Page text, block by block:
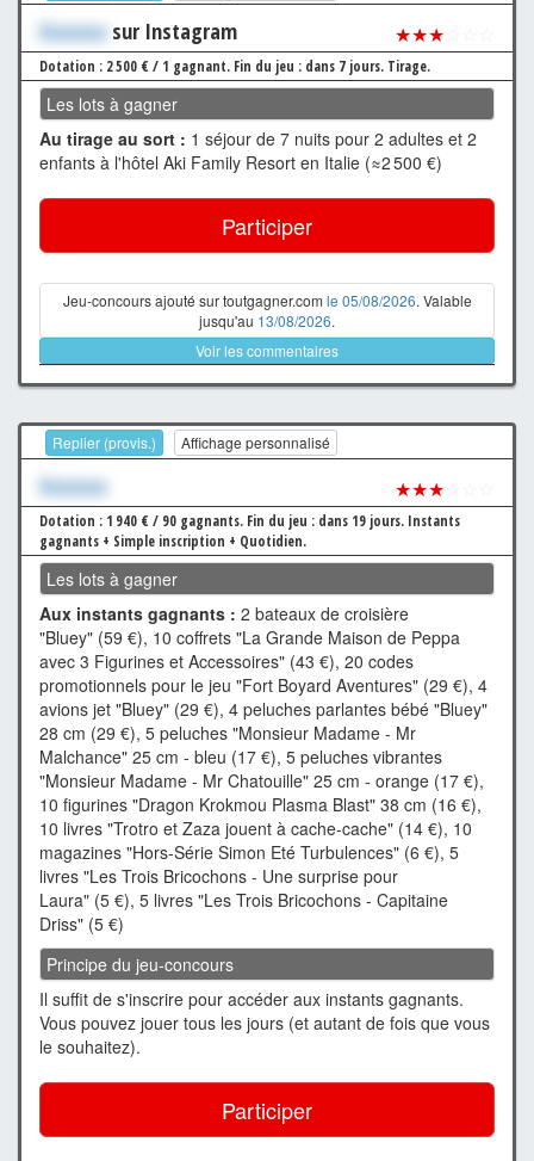
Xxxxxxx sur Instagram ★★★
Dotation : 2 500 € / 1 gagnant. Fin du jeu : dans 7 jours. Tirage.
Les lots à gagner
Au tirage au sort : 1 séjour de 7 nuits pour 2 adultes et 2
enfants à l'hôtel Aki Family Resort en Italie (≈2 500 €)
Participer
Jeu-concours ajouté sur toutgagner.com le 05/08/2026. Valable
jusqu'au 13/08/2026.
Voir les commentaires
Replier (provis.) Affichage personnalisé
Xxxxxxx ★★★
Dotation : 1 940 € / 90 gagnants. Fin du jeu : dans 19 jours. Instants
gagnants + Simple inscription + Quotidien.
Les lots à gagner
Aux instants gagnants : 2 bateaux de croisière
"Bluey" (59 €), 10 coffrets "La Grande Maison de Peppa
avec 3 Figurines et Accessoires" (43 €), 20 codes
promotionnels pour le jeu "Fort Boyard Aventures" (29 €), 4
avions jet "Bluey" (29 €), 4 peluches parlantes bébé "Bluey"
28 cm (29 €), 5 peluches "Monsieur Madame - Mr
Malchance" 25 cm - bleu (17 €), 5 peluches vibrantes
"Monsieur Madame - Mr Chatouille" 25 cm - orange (17 €),
10 figurines "Dragon Krokmou Plasma Blast" 38 cm (16 €),
10 livres "Trotro et Zaza jouent à cache-cache" (14 €), 10
magazines "Hors-Série Simon Eté Turbulences" (6 €), 5
livres "Les Trois Bricochons - Une surprise pour
Laura" (5 €), 5 livres "Les Trois Bricochons - Capitaine
Driss" (5 €)
Principe du jeu-concours
Il suffit de s'inscrire pour accéder aux instants gagnants.
Vous pouvez jouer tous les jours (et autant de fois que vous
le souhaitez).
Participer